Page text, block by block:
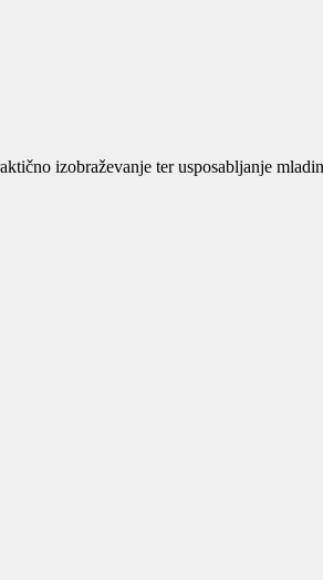
izobraževanje ter usposabljanje